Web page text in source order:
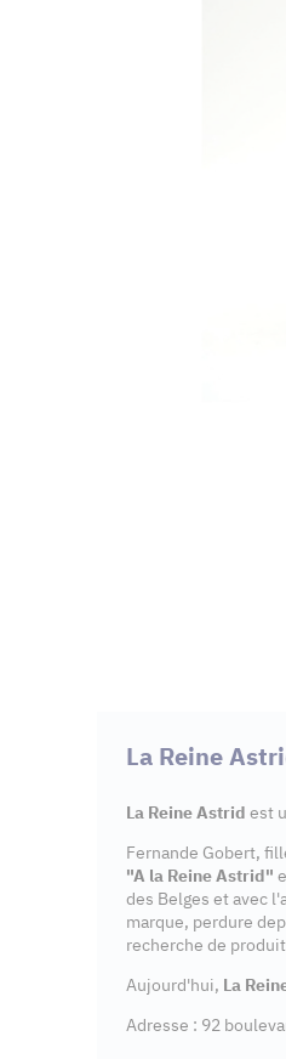
La Reine
La Reine Astrid est
Fernande Gobert,
"A la Reine Astrid"
des Belges et avec
marque, perdure
recherche de
Aujourd'hui, La
Adresse : 92